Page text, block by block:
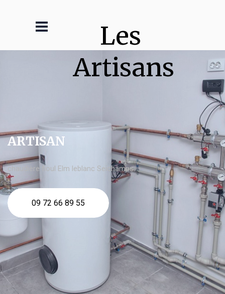
Les
Artisans
ARTISAN
chaudière fioul Elm leblanc Seichamps
09 72 66 89 55